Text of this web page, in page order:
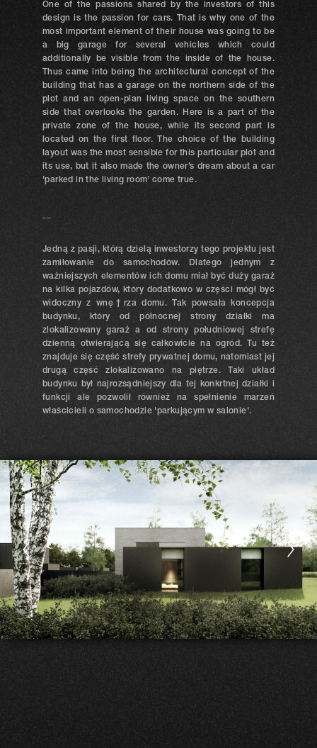
One of the passions shared by the investors of this
design is the passion for cars. That is why one of the
most important element of their house was going to be
a big garage for several vehicles which could
additionally be visible from the inside of the house.
Thus came into being the architectural concept of the
building that has a garage on the northern side of the
plot and an open-plan living space on the southern
side that overlooks the garden. Here is a part of the
private zone of the house, while its second part is
located on the first floor. The choice of the building
layout was the most sensible for this particular plot and
its use, but it also made the owner’s dream about a car
'parked in the living room’ come true.
Jedną z pasji, którą dzielą inwestorzy tego projektu jest
zamiłowanie do samochodów. Dlatego jednym z
ważniejszych elementów ich domu miał być duży garaż
na kilka pojazdów, który dodatkowo w części mógł być
widoczny z wnę†rza domu. Tak powsała koncepcja
budynku, który od północnej strony działki ma
zlokalizowany garaż a od strony południowej strefę
dzienną otwierającą się całkowicie na ogród. Tu też
znajduje się część strefy prywatnej domu, natomiast jej
drugą część zlokalizowano na piętrze. Taki układ
budynku był najrozsądniejszy dla tej konkrtnej działki i
funkcji ale pozwolił również na spełnienie marzeń
właścicieli o samochodzie 'parkującym w salonie'.